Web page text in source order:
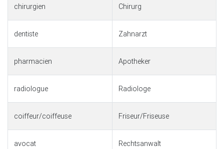
chirurgien Chirurg
dentiste Zahnarzt
pharmacien Apotheker
radiologue Radiologe
coiffeur/coiffeuse Friseur/Friseuse
avocat Rechtsanwalt